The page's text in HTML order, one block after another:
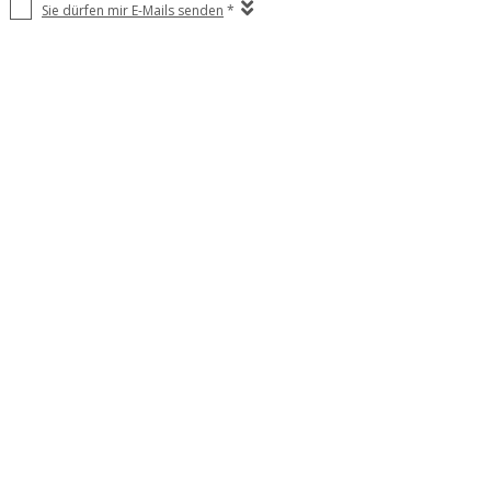
Sie dürfen mir E-Mails senden *